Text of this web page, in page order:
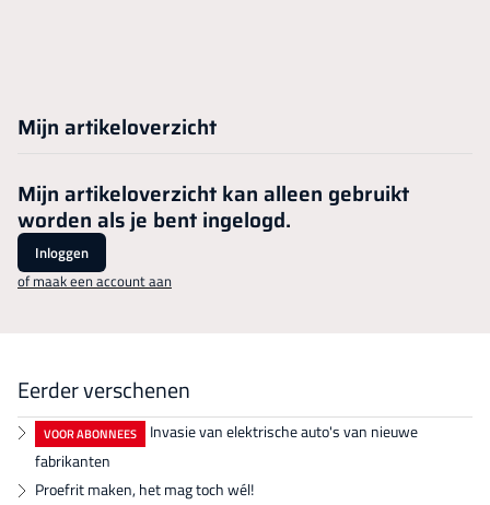
Mijn artikeloverzicht
Mijn artikeloverzicht kan alleen gebruikt
worden als je bent ingelogd.
Inloggen
of maak een account aan
Eerder verschenen
VOOR ABONNEES
Invasie van elektrische auto's van nieuwe
fabrikanten
Proefrit maken, het mag toch wél!